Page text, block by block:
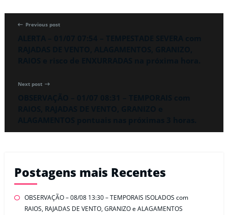
Previous post
Next post
Postagens mais Recentes
OBSERVAÇÃO – 08/08 13:30 – TEMPORAIS ISOLADOS com
RAIOS, RAJADAS DE VENTO, GRANIZO e ALAGAMENTOS